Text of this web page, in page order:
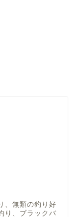
、無類の釣り好
り、ブラックバ